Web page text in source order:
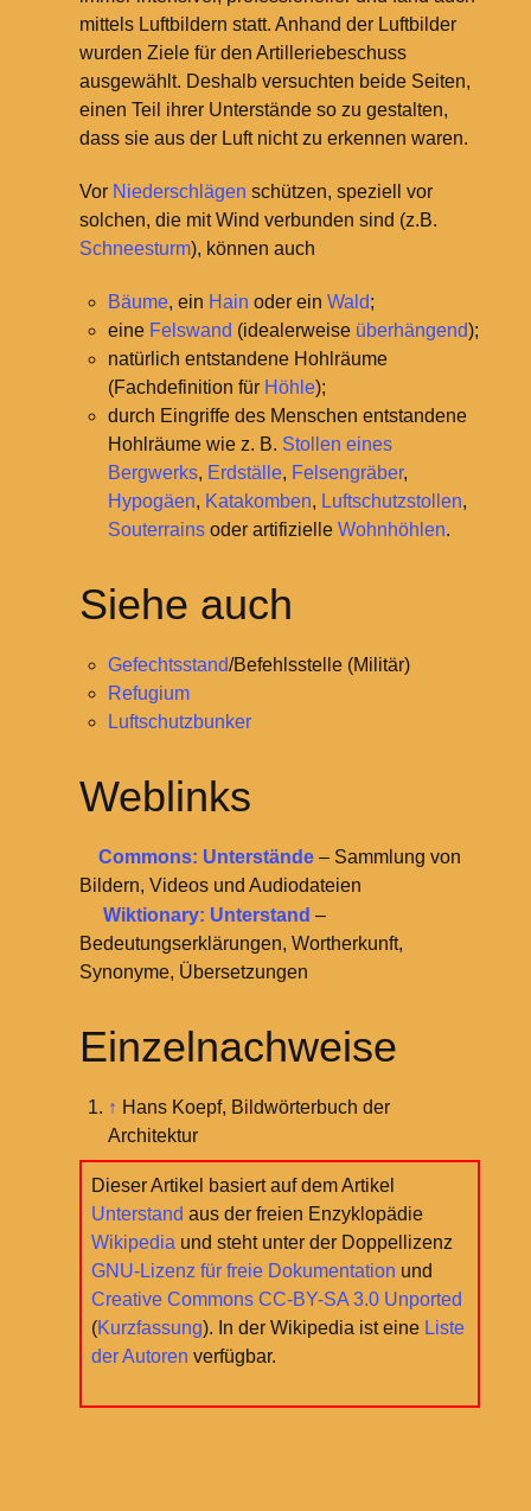
mittels Luftbildern statt. Anhand der Luftbilder
wurden Ziele für den Artilleriebeschuss
ausgewählt. Deshalb versuchten beide Seiten,
einen Teil ihrer Unterstände so zu gestalten,
dass sie aus der Luft nicht zu erkennen waren.
Vor Niederschlägen schützen, speziell vor
solchen, die mit Wind verbunden sind (z.B.
Schneesturm), können auch
Bäume, ein Hain oder ein Wald;
eine Felswand (idealerweise überhängend);
natürlich entstandene Hohlräume
(Fachdefinition für Höhle);
durch Eingriffe des Menschen entstandene
Hohlräume wie z. B. Stollen eines
Bergwerks, Erdställe, Felsengräber,
Hypogäen, Katakomben, Luftschutzstollen,
Souterrainsoder artifizielle Wohnhöhlen.
Siehe auch
Gefechtsstand/Befehlsstelle (Militär)
Refugium
Luftschutzbunker
Weblinks
Commons: Unterstände– Sammlung von
Bildern, Videos und Audiodateien
Wiktionary: Unterstand –
Bedeutungserklärungen, Wortherkunft,
Synonyme, Übersetzungen
Einzelnachweise
↑ Hans Koepf, Bildwörterbuch der
Architektur
Dieser Artikel basiert auf dem Artikel
Unterstand aus der freien Enzyklopädie
Wikipedia und steht unter der Doppellizenz
GNU-Lizenz für freie Dokumentation und
Creative Commons CC-BY-SA 3.0 Unported
(Kurzfassung). In der Wikipedia ist eine Liste
der Autoren verfügbar.